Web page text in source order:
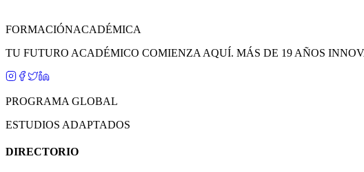
FORMACIÓNACADÉMICA
TU FUTURO ACADÉMICO COMIENZA AQUÍ. MÁS DE 19 AÑOS
PROGRAMA GLOBAL
ESTUDIOS ADAPTADOS
DIRECTORIO